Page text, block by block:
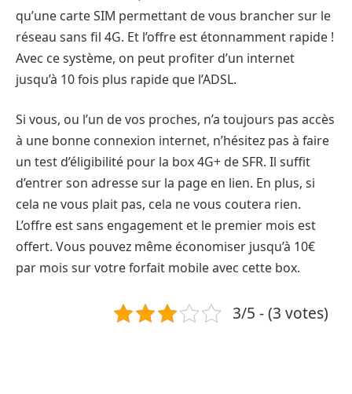
qu’une carte SIM permettant de vous brancher sur le
réseau sans fil 4G. Et l’offre est étonnamment rapide !
Avec ce système, on peut profiter d’un internet
jusqu’à 10 fois plus rapide que l’ADSL.
Si vous, ou l’un de vos proches, n’a toujours pas accès
à une bonne connexion internet, n’hésitez pas à faire
un test d’éligibilité pour la box 4G+ de SFR. Il suffit
d’entrer son adresse sur la page en lien. En plus, si
cela ne vous plait pas, cela ne vous coutera rien.
L’offre est sans engagement et le premier mois est
offert. Vous pouvez même économiser jusqu’à 10€
par mois sur votre forfait mobile avec cette box.
3/5 - (3 votes)